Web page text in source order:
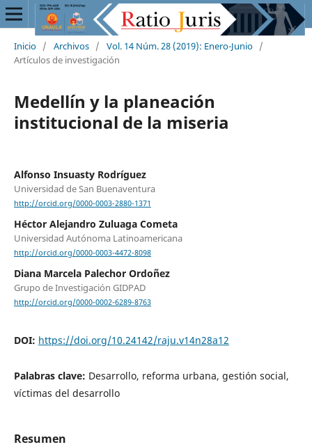
Inicio / Archivos / Vol. 14 Núm. 28 (2019): Enero-Junio /
Artículos de investigación
Medellín y la planeación
institucional de la miseria
Alfonso Insuasty Rodríguez
Universidad de San Buenaventura
http://orcid.org/0000-0003-2880-1371
Héctor Alejandro Zuluaga Cometa
Universidad Autónoma Latinoamericana
http://orcid.org/0000-0003-4472-8098
Diana Marcela Palechor Ordoñez
Grupo de Investigación GIDPAD
http://orcid.org/0000-0002-6289-8763
DOI: https://doi.org/10.24142/raju.v14n28a12
Palabras clave: Desarrollo, reforma urbana, gestión social,
víctimas del desarrollo
Resumen